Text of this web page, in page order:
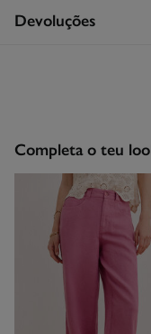
Cuidados
Proibido limpeza a
Levantamento
Continental
Devoluções
Completa o teu